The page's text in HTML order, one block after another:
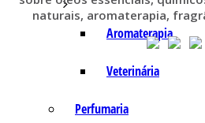
Aromaterapia
Veterinária
Perfumaria
naturais, aromaterapia,